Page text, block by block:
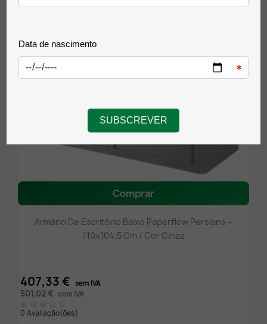
Comprar
Armário De Escritório Baixo Paperflow Persiana –
110x104,5 Cm / Cor Cinza
407,33 € sem IVA
501,02 € com IVA
0 Avaliação(ões)